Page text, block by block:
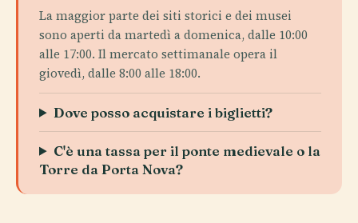
La maggior parte dei siti storici e dei musei
sono aperti da martedì a domenica, dalle 10:00
alle 17:00. Il mercato settimanale opera il
giovedì, dalle 8:00 alle 18:00.
Dove posso acquistare i biglietti?
C'è una tassa per il ponte medievale o la
Torre da Porta Nova?